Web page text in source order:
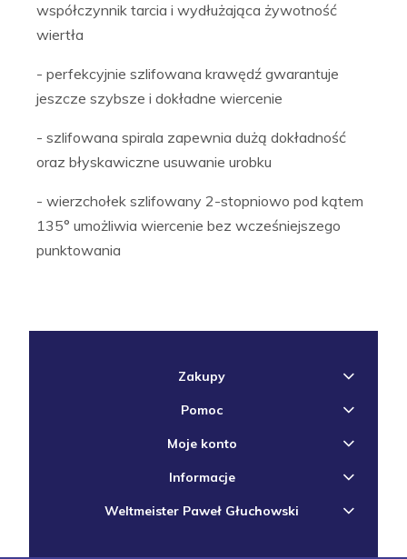
współczynnik tarcia i wydłużająca żywotność
wiertła
- perfekcyjnie szlifowana krawędź gwarantuje
jeszcze szybsze i dokładne wiercenie
- szlifowana spirala zapewnia dużą dokładność
oraz błyskawiczne usuwanie urobku
- wierzchołek szlifowany 2-stopniowo pod kątem
135° umożliwia wiercenie bez wcześniejszego
punktowania
Zakupy
Pomoc
Moje konto
Informacje
Weltmeister Paweł Głuchowski